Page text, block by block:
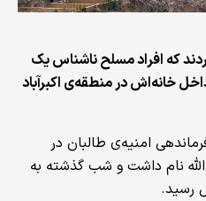
که افراد مسلح ناشناس یک
داخل خانه‌اش در منطقه‌ی اکبرآباد
امنیه‌ی طالبان در
نام داشت و شب گذشته به
رسید.